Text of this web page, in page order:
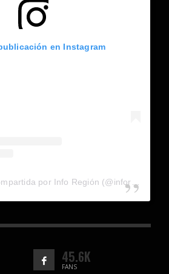
en Instagram
45.6K
FANS